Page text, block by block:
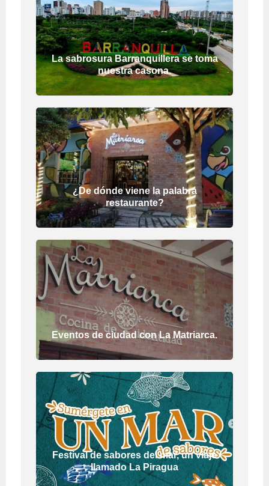
La sabrosura Barranquillera se toma
nuestra casona.
¿De dónde viene la palabra
restaurante?
Eventos de ciudad con La Matriarca.
Festival de sabores del mar, un viaje
llamado La Piragua